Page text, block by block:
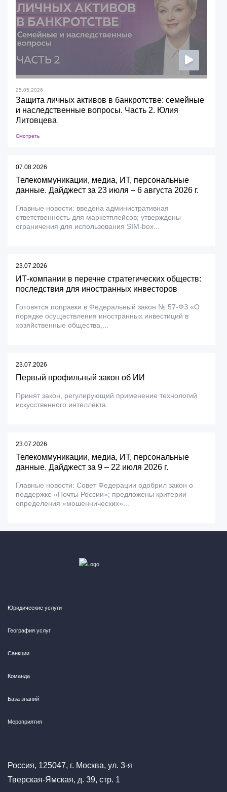
25.05.2026
Защита личных активов в банкротстве: семейные
и наследственные вопросы. Часть 2. Юлия
Литовцева
Смотреть
07.08.2026
Телекоммуникации, медиа, ИТ, персональные
данные. Дайджест за 23 июля – 6 августа 2026 г.
Главные новости: введена административная
ответственность для маркетплейсов; утверждены
ограничения для использования SIM-box...
23.07.2026
ИТ-компании в перечне стратегических обществ:
последствия для иностранных инвесторов
Готовятся поправки в Федеральный закон № 57-ФЗ «О
порядке осуществления иностранных инвестиций в
хозяйственные общества,...
23.07.2026
Первый профильный закон об ИИ
Принят закон, регулирующий применение технологий
искусственного интеллекта.
23.07.2026
Телекоммуникации, медиа, ИТ, персональные
данные. Дайджест за 9 – 22 июля 2026 г.
Главные новости: Совет Федерации одобрил закон о
поддержке «Почты России»; предложены критерии
определения «мошеннических»...
Юридические услуги
География услуг
Санкции
Команда
База знаний
Мероприятия
Россия, 125047, г. Москва, ул. 3-я
Тверская-Ямская, д. 39, стр. 1